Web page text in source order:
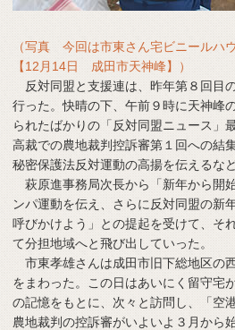
（写真 今回は市東さん宅ビニールハ
【12月14日 成田市天神峰】）
反対同盟と支援連は、昨年第８回目
行った。快晴の下、午前９時に天神峰
られたばかりの「反対同盟ニュース」
高裁での農地裁判控訴審第１回への結
秘密保護法反対運動の高揚を伝えるな
萩原進事務局次長から「新年から開
ンパ運動を伝え、さらに反対同盟の新
呼びかけよう」との提起を受けて、そ
て分担地域へと飛び出していった。
市東孝雄さんは成田市旧下総地区の
をまわった。この日はあいにく留守宅
の記憶をもとに、次々と訪問し、「空
農地裁判の控訴審がいよいよ３月から